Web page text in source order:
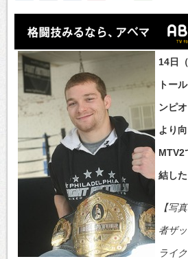
14日
トー
ンピ
より
MTV2
結し
【写
者ザ
ライ